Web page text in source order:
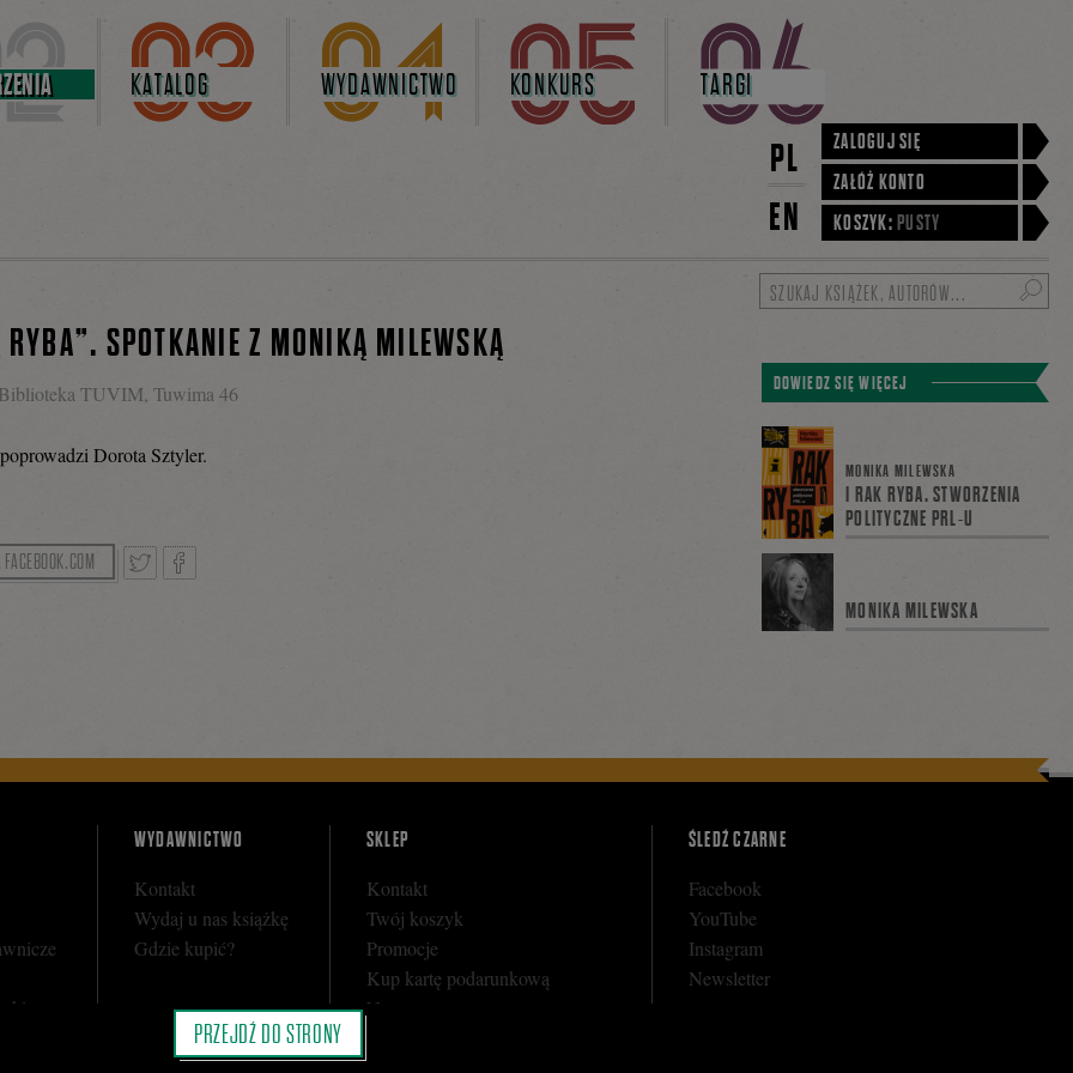
KATALOG WYDAWNICTWO KONKURS TARGI
PL
EN
ZALOGUJ SIĘ
ZAŁÓŻ KONTO
KOSZYK: PUSTY
SPOTKANIE Z MONIKĄ MILEWSKĄ
Biblioteka TUVIM, Tuwima 46
Dorota Sztyler.
Facebooku
DOWIEDZ SIĘ WIĘCEJ
MONIKA MILEWSKA
I RAK RYBA. STWORZENIA
POLITYCZNE PRL-U
MONIKA MILEWSKA
WYDAWNICTWO
Kontakt
Wydaj u nas książkę
Gdzie kupić?
SKLEP
Kontakt
Twój koszyk
Promocje
Kup kartę podarunkową
Nota prawna
Polityka prywatności
ŚLEDŹ CZARNE
Facebook
YouTube
Instagram
Newsletter
PRZEJDŹ DO STRONY